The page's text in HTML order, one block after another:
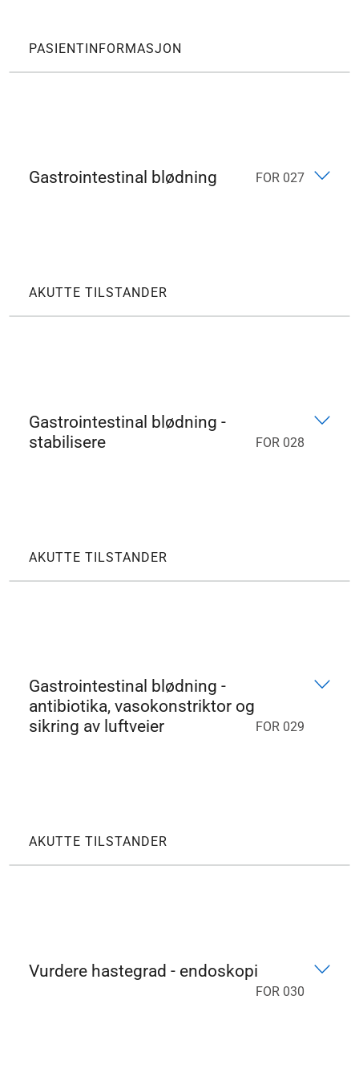
PASIENTINFORMASJON
Gastrointestinal blødning FOR 027
AKUTTE TILSTANDER
Gastrointestinal blødning -
stabilisere
FOR 028
AKUTTE TILSTANDER
Gastrointestinal blødning -
antibiotika, vasokonstriktor og
sikring av luftveier
FOR 029
AKUTTE TILSTANDER
Vurdere hastegrad - endoskopi
FOR 030